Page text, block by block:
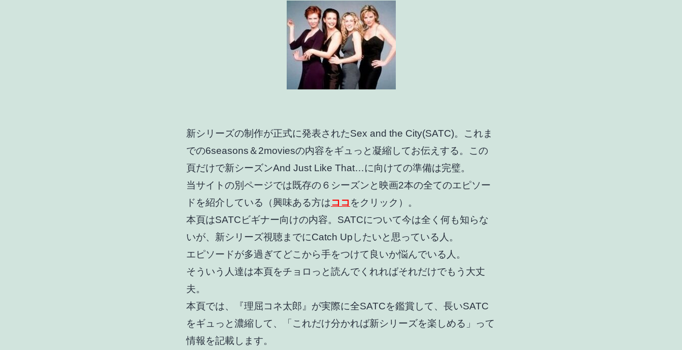
新シリーズの制作が正式に発表されたSex and the City(SATC)。これま
での6seasons＆2moviesの内容をギュっと凝縮してお伝えする。この
頁だけで新シーズンAnd Just Like That…に向けての準備は完璧。
当サイトの別ページでは既存の６シーズンと映画2本の全てのエピソー
ドを紹介している（興味ある方はココ をクリック）。
本頁はSATCビギナー向けの内容。SATCについて今は全く何も知らな
いが、新シリーズ視聴までにCatch Upしたいと思っている人。
エピソードが多過ぎてどこから手をつけて良いか悩んでいる人。
そういう人達は本頁をチョロっと読んでくれればそれだけでもう大丈
夫。
本頁では、『理屈コネ太郎』が実際に全SATCを鑑賞して、長いSATC
をギュっと濃縮して、「これだけ分かれば新シリーズを楽しめる」って
情報を記載します。